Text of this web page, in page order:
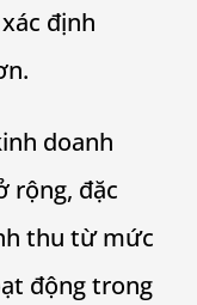
định
doanh
rộng, đặc
thu từ mức
động trong